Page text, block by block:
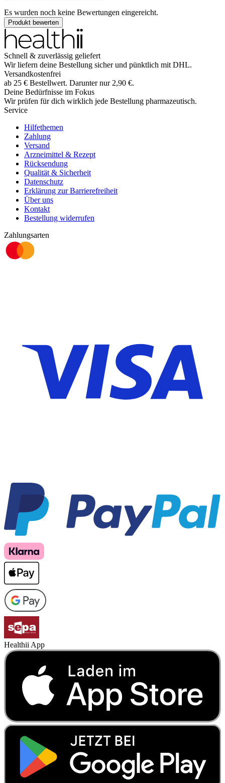
Es wurden noch keine Bewertungen eingereicht.
Produkt bewerten
Schnell & zuverlässig geliefert
Wir liefern deine Bestellung sicher und pünktlich mit DHL.
Versandkostenfrei
ab 25 € Bestellwert. Darunter nur 2,90 €.
Deine Bedürfnisse im Fokus
Wir prüfen für dich wirklich jede Bestellung pharmazeutisch.
Service
Hilfethemen
Zahlung
Versand
Arzneimittel & Rezept
Rücksendung
Qualität & Sicherheit
Datenschutz
Erklärung zur Barrierefreiheit
Über uns
Kontakt
Bestellung widerrufen
Zahlungsarten
Healthii App